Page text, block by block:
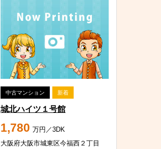
中古マンション 新着
城北ハイツ１号館
1,780 万円／3DK
大阪府大阪市城東区今福西２丁目